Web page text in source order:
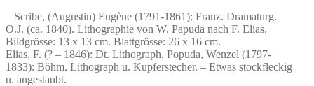
Scribe, (Augustin) Eugène (1791-1861): Franz. Dramaturg.
O.J. (ca. 1840). Lithographie von W. Papuda nach F. Elias.
Bildgrösse: 13 x 13 cm. Blattgrösse: 26 x 16 cm.
Elias, F. (? – 1846): Dt. Lithograph. Popuda, Wenzel (1797-
1833): Böhm. Lithograph u. Kupferstecher. – Etwas stockfleckig
u. angestaubt.